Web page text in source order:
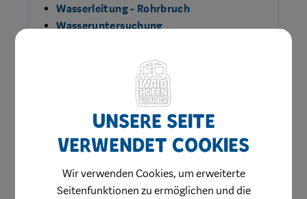
Wasserleitung - Rohrbruch
Wasseruntersuchung
Wasserzählerablesung
Unsere Seite
verwendet Cookies
Wir verwenden Cookies, um erweiterte
Seitenfunktionen zu ermöglichen und die